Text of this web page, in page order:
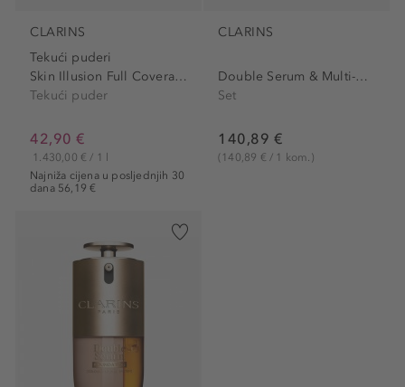
CLARINS
Tekući puderi
Skin Illusion Full Coverage...
Tekući puder
42,90 €
Najniža cijena u posljednjih 30
dana 56,19 €
1.430,00 € / 1 l
CLARINS
Double Serum & Multi-Active...
Set
140,89 €
(140,89 € / 1 kom.)